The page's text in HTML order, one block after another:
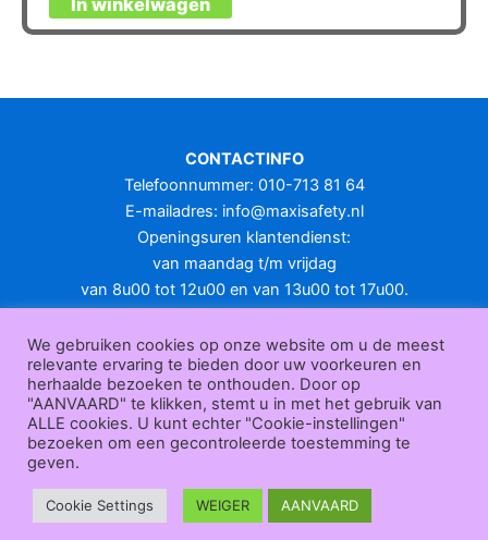
product
variaties.
optie
gekozen
worden
op
productpagina
CONTACTINFO
Telefoonnummer: 010-713 81 64
E-mailadres: info@maxisafety.nl
Openingsuren klantendienst:
van maandag t/m vrijdag
van 8u00 tot 12u00 en van 13u00 tot 17u00.
KLANTENSERVICE
Over
ons|Bedrijfsgegevens| F.A.Q.|Bestelprocedure | Betaling
ending | Retourneren|Herroepingsrecht|Herroepingsfunctie
ederverkoop|Bedrukken|Contact
Algemene voorwaarden
Maxisafety.nl © 2026
We gebruiken cookies op onze website om u de meest
relevante ervaring te bieden door uw voorkeuren en
herhaalde bezoeken te onthouden. Door op
"AANVAARD" te klikken, stemt u in met het gebruik van
ALLE cookies. U kunt echter "Cookie-instellingen"
bezoeken om een gecontroleerde toestemming te
geven.
Cookie Settings WEIGER AANVAARD